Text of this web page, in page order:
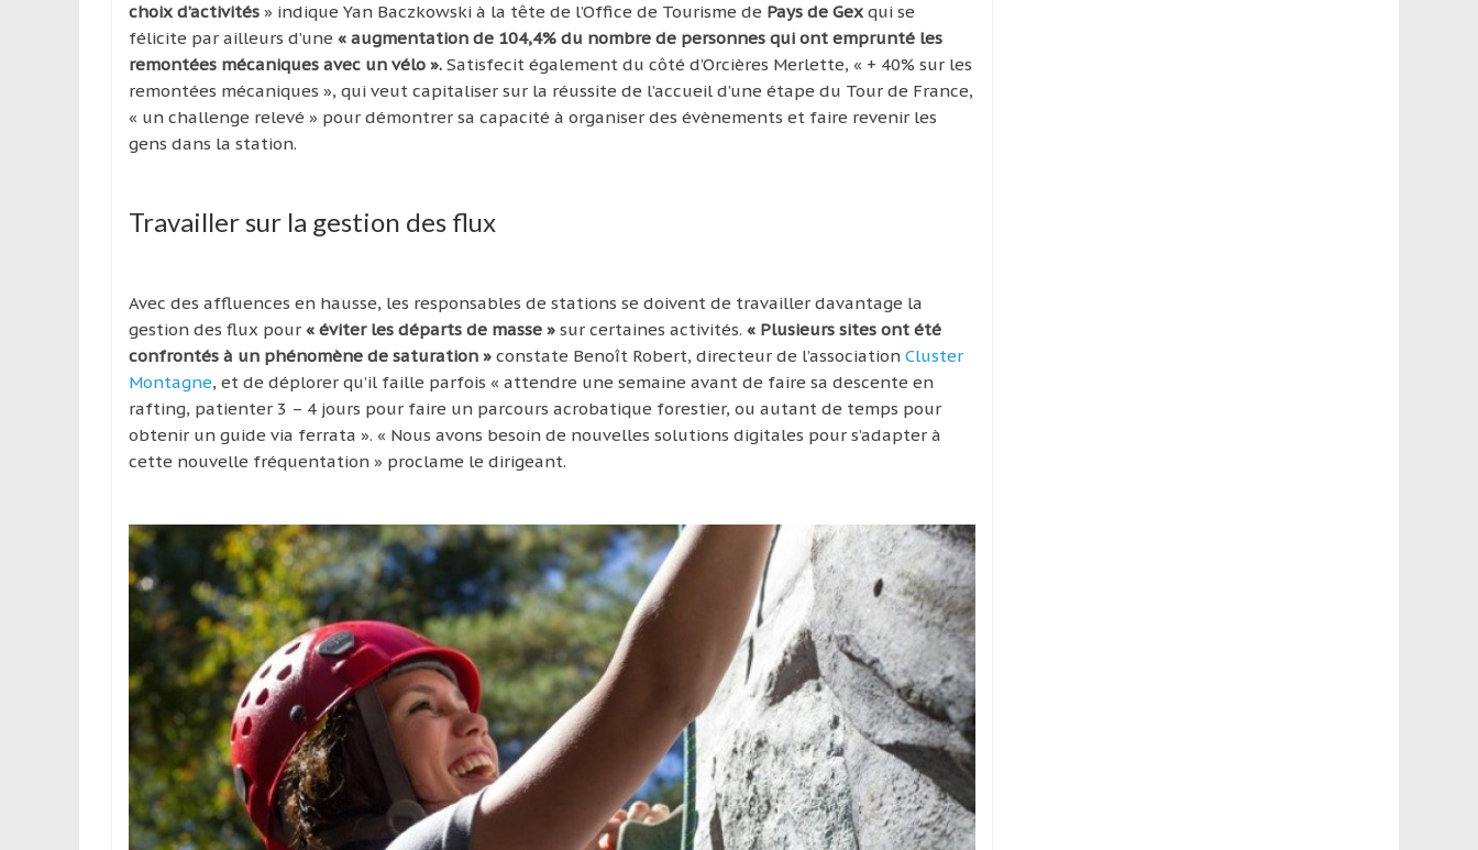
choix d’activités » indique Yan Baczkowski à la tête de l’Office de Tourisme de Pays de Gex qui se
félicite par ailleurs d’une « augmentation de 104,4% du nombre de personnes qui ont emprunté les
remontées mécaniques avec un vélo ». Satisfecit également du côté d’Orcières Merlette, « + 40% sur les
remontées mécaniques », qui veut capitaliser sur la réussite de l’accueil d’une étape du Tour de France,
« un challenge relevé » pour démontrer sa capacité à organiser des évènements et faire revenir les
gens dans la station.
Travailler sur la gestion des flux
Avec des affluences en hausse, les responsables de stations se doivent de travailler davantage la
gestion des flux pour « éviter les départs de masse » sur certaines activités. « Plusieurs sites ont été
confrontés à un phénomène de saturation » constate Benoît Robert, directeur de l’association Cluster
Montagne, et de déplorer qu’il faille parfois « attendre une semaine avant de faire sa descente en
rafting, patienter 3 – 4 jours pour faire un parcours acrobatique forestier, ou autant de temps pour
obtenir un guide via ferrata ». « Nous avons besoin de nouvelles solutions digitales pour s’adapter à
cette nouvelle fréquentation » proclame le dirigeant.